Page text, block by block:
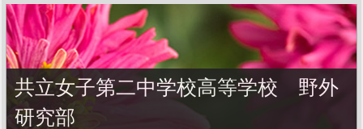
共立女子第二中学校高等学校 野外
研究部